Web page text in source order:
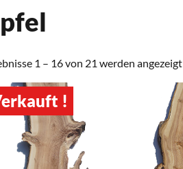
1 – 16 von 21 werden angezeigt
!